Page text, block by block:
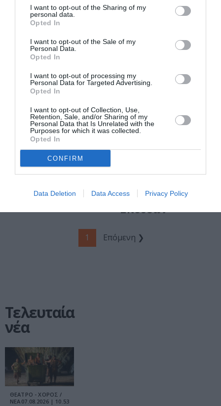
I want to opt-out of the Sharing of my
personal data.
Opted In
I want to opt-out of the Sale of my
Personal Data.
Opted In
I want to opt-out of processing my
Personal Data for Targeted Advertising.
Opted In
I want to opt-out of Collection, Use,
Retention, Sale, and/or Sharing of my
Personal Data that Is Unrelated with the
Purposes for which it was collected.
Opted In
CONFIRM
Data Deletion Data Access Privacy Policy
Μήδεια, του
Ευριπίδη σε
σκηνοθεσία
Αιμίλιου Χειλάκη
και Μανώλη
Δούνια στο
Αμφιθέατρο
Θανάσης Βέγγος
Αντιγόνη, του
σκηνοθεσία
Φεστιβάλ
Ηλιούπολης 2022
ΘΕΑΤΡΟ - ΧΟΡΟΣ / ΝΕΑ
Βόυτσεκ, του
Γκέοργκ
Μπύχνερ σε
σκηνοθεσία
Θανάση Χαλκιά
στο Θέατρο
Πέτρας
ΘΕΑΤΡΟ - ΧΟΡΟΣ / ΝΕΑ
Δυο γυμνά άσπρα
φουαγιέ της
Εταιρείας
Μακεδονικών
Σπουδών
1 Επόμενη ❯
Τελευταία
νέα
ΘΕΑΤΡΟ - ΧΟΡΟΣ /
ΝΕΑ 07.08.2026 | 10.53